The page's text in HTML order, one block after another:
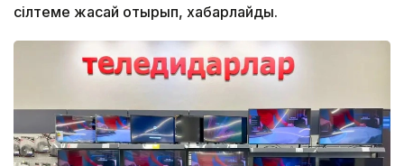
сілтеме жасай отырып, хабарлайды.